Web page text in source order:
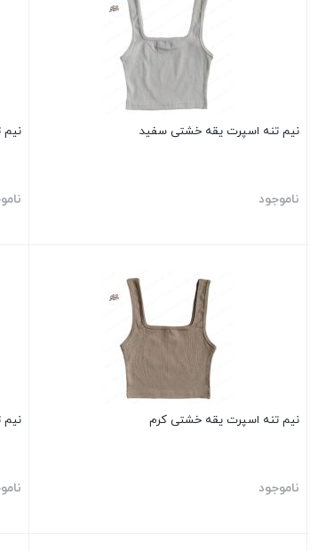
نیم تنه اسپرت یقه خشتی سفید
ناموجود
نیم تنه اسپرت یقه خشتی کرم
ناموجود
نیم